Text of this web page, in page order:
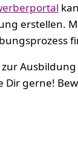
erstellen.
Dir gerne!